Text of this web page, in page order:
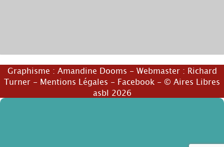
© Cie Ah mon Amour !
Graphisme : Amandine Dooms - Webmaster : Richard
Turner - Mentions Légales - Facebook - © Aires Libres
asbl 2026